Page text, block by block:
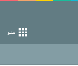
منو
راه خداست‌!